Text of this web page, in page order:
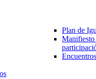
Plan de